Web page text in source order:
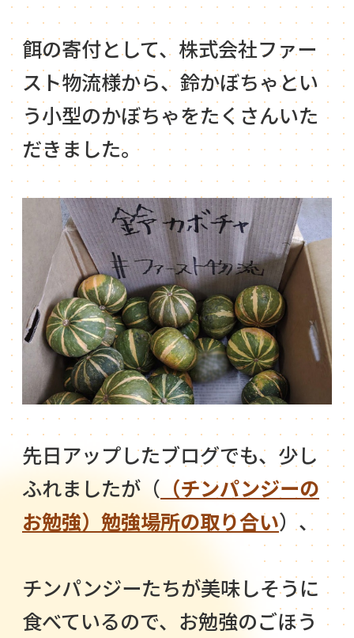
餌の寄付として、株式会社ファー
スト物流様から、鈴かぼちゃとい
う小型のかぼちゃをたくさんいた
だきました。
先日アップしたブログでも、少し
ふれましたが（ （チンパンジーの
お勉強）勉強場所の取り合い）、
チンパンジーたちが美味しそうに
食べているので、お勉強のごほう